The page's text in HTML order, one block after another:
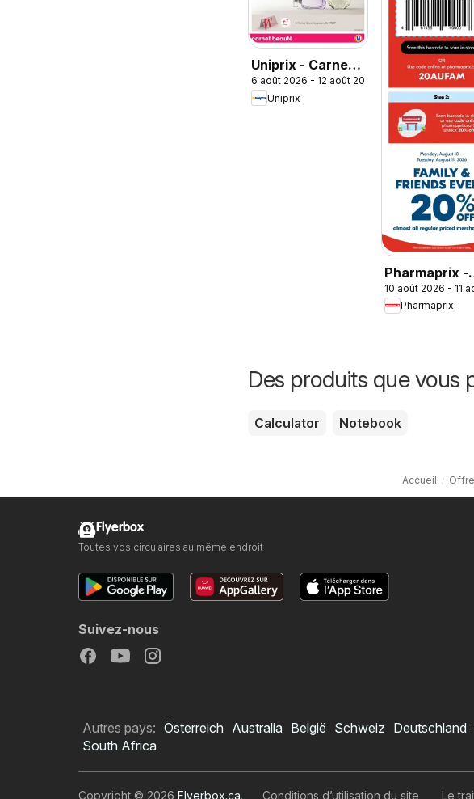
Uniprix - Carnet
Beauté
6 août 2026 - 12 août 2026
Uniprix
Pharmaprix -
Event
10 août 2026 - 11
Pharmaprix
Des produits que vous
Calculator Notebook
Accueil
Flyerbox
Toutes vos circulaires au même endroit
Suivez-nous
Autres pays: Österreich Australia België Schweiz Deutschland
South Africa
Copyright © 2026 Flyerbox.ca. Conditions d’utilisation du site Le